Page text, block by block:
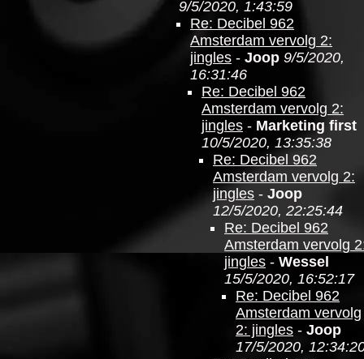
9/5/2020, 1:43:59
Re: Decibel 962
Amsterdam vervolg 2:
jingles - Joop 9/5/2020,
16:31:46
Re: Decibel 962
Amsterdam vervolg 2:
jingles - Marketing first
10/5/2020, 13:35:38
Re: Decibel 962
Amsterdam vervolg 2:
jingles - Joop
12/5/2020, 22:25:44
Re: Decibel 962
Amsterdam vervolg
jingles - Wessel
15/5/2020, 16:52:17
Re: Decibel 962
Amsterdam vervolg
2: jingles - Joop
17/5/2020,